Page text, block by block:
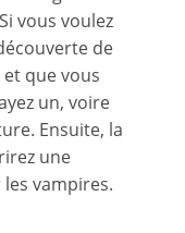
vous voulez
de
que vous
un, voire
Ensuite, la
une
vampires.